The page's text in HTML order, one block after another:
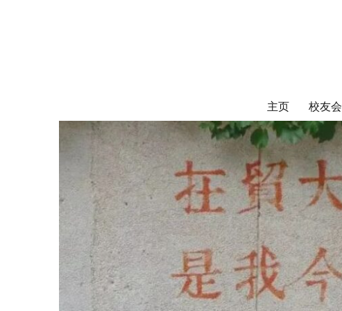
对外经济贸易
主页 校友